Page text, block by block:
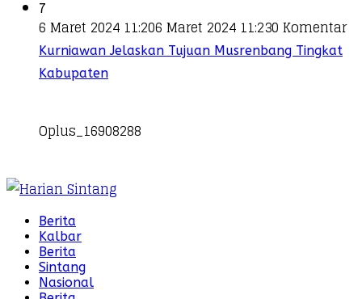
7
6 Maret 2024 11:206 Maret 2024 11:230 Komentar
Kurniawan Jelaskan Tujuan Musrenbang Tingkat
Kabupaten
Oplus_16908288
Berita
Kalbar
Berita
Sintang
Nasional